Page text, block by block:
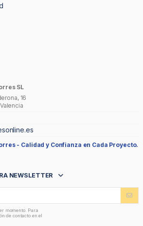
SL
16
- Calidad y Confianza en Cada Proyecto.
NEWSLETTER
momento. Para
de contacto en el